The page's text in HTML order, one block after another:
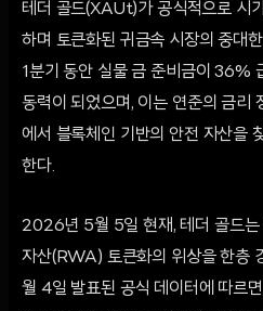
테더 골드(XAUt)가 공식적으로 시
하며 토큰화된 귀금속 시장의 중대
1분기 동안 실물 금 준비금이 36%
동력이 되었으며, 이는 연준의 금리
에서 블록체인 기반의 안전 자산을
한다.
2026년 5월 5일 현재, 테더 골드는
자산(RWA) 토큰화의 위상을 한층
월 4일 발표된 공식 데이터에 따르